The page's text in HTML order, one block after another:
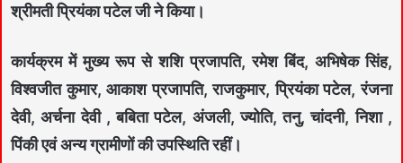
श्रीमती प्रियंका पटेल जी ने किया।
कार्यक्रम में मुख्य रूप से शशि प्रजापति, रमेश बिंद, अभिषेक सिंह,
विश्वजीत कुमार, आकाश प्रजापति, राजकुमार, प्रियंका पटेल, रंजना
देवी, अर्चना देवी , बबिता पटेल, अंजली, ज्योति, तनु, चांदनी, निशा ,
पिंकी एवं अन्य ग्रामीणों की उपस्थिति रहीं।